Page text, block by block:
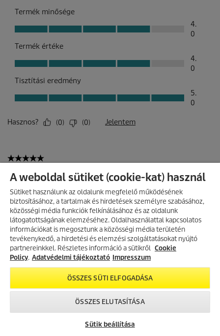
AKCIÓS TERMÉKEK
Fedezd fel folyamatosan frissülő
akciós kínálatunkat, és találd meg
a legjobb ajánlatokat.
AKCIÓK MEGTEKINTÉSE
A weboldal sütiket (cookie-kat) használ
Sütiket használunk az oldalunk megfelelő működésének
biztosításához, a tartalmak és hirdetések személyre szabásához,
közösségi média funkciók felkínálásához és az oldalunk
látogatottságának elemzéséhez. Oldalhasználattal kapcsolatos
információkat is megosztunk a közösségi média területén
tevékenykedő, a hirdetési és elemzési szolgáltatásokat nyújtó
partnereinkkel. Részletes információ a sütikről Cookie
Policy. Adatvédelmi tájékoztató Impresszum
ÖSSZES SÜTI ELFOGADÁSA
ÖSSZES ELUTASÍTÁSA
Sütik beállítása